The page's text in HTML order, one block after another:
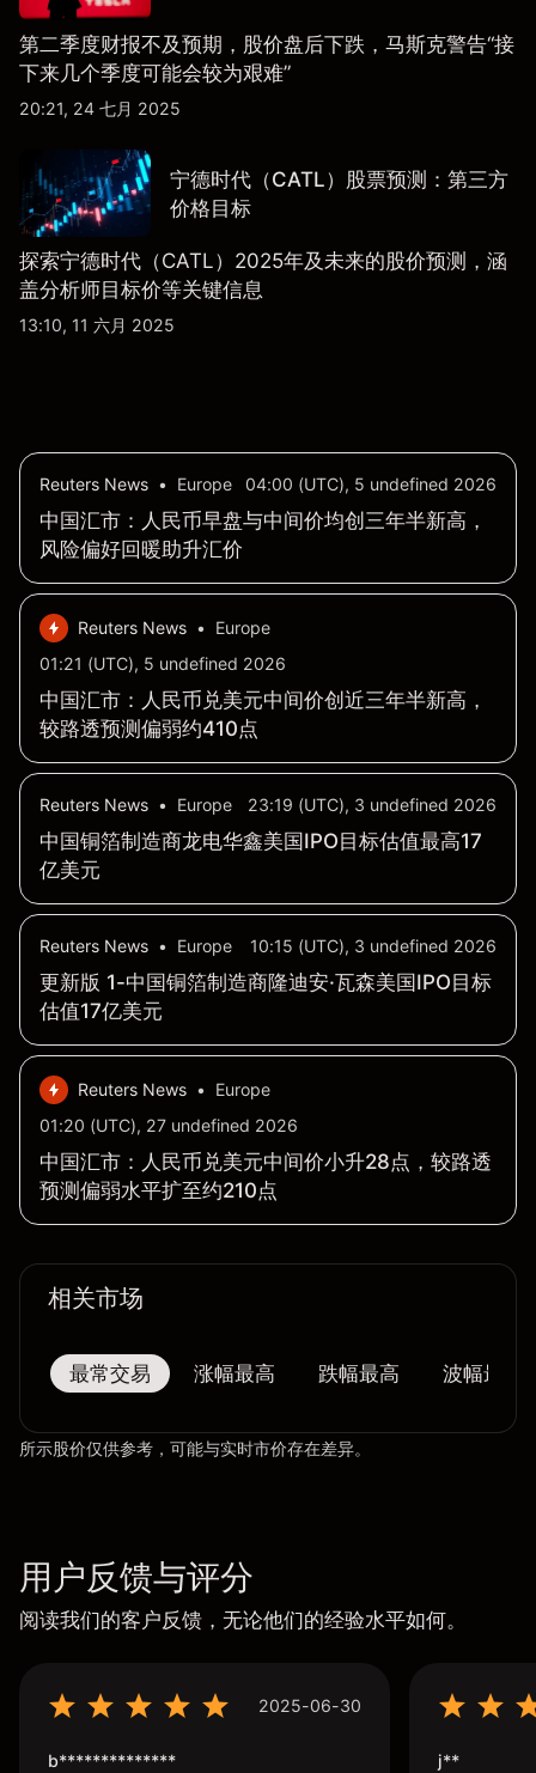
第二季度财报不及预期，股价盘后下跌，马斯克警告“接
下来几个季度可能会较为艰难”
20:21, 24 七月 2025
宁德时代（CATL）股票预测：第三方
价格目标
探索宁德时代（CATL）2025年及未来的股价预测，涵
盖分析师目标价等关键信息
13:10, 11 六月 2025
Reuters News • Europe 04:00 (UTC), 5 undefined 2026
中国汇市：人民币早盘与中间价均创三年半新高，
风险偏好回暖助升汇价
Reuters News •
Europe
01:21 (UTC), 5 undefined 2026
中国汇市：人民币兑美元中间价创近三年半新高，
较路透预测偏弱约410点
Reuters News • Europe 23:19 (UTC), 3 undefined 2026
中国铜箔制造商龙电华鑫美国IPO目标估值最高17
亿美元
Reuters News • Europe 10:15 (UTC), 3 undefined 2026
更新版 1-中国铜箔制造商隆迪安·瓦森美国IPO目标
估值17亿美元
Reuters News •
Europe
01:20 (UTC), 27 undefined 2026
中国汇市：人民币兑美元中间价小升28点，较路透
预测偏弱水平扩至约210点
相关市场
最常交易 涨幅最高 跌幅最高 波幅最大
所示股价仅供参考，可能与实时市价存在差异。
用户反馈与评分
阅读我们的客户反馈，无论他们的经验水平如何。
2025-06-30
b************** j**